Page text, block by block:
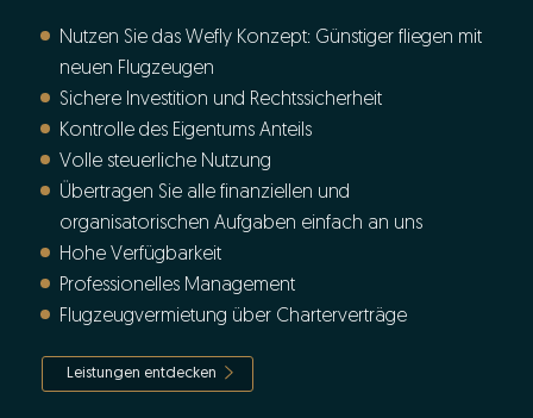
Nutzen Sie das Wefly Konzept: Günstiger fliegen mit
neuen Flugzeugen
Sichere Investition und Rechtssicherheit
Kontrolle des Eigentums Anteils
Volle steuerliche Nutzung
Übertragen Sie alle finanziellen und
organisatorischen Aufgaben einfach an uns
Hohe Verfügbarkeit
Professionelles Management
Flugzeugvermietung über Charterverträge
Leistungen entdecken